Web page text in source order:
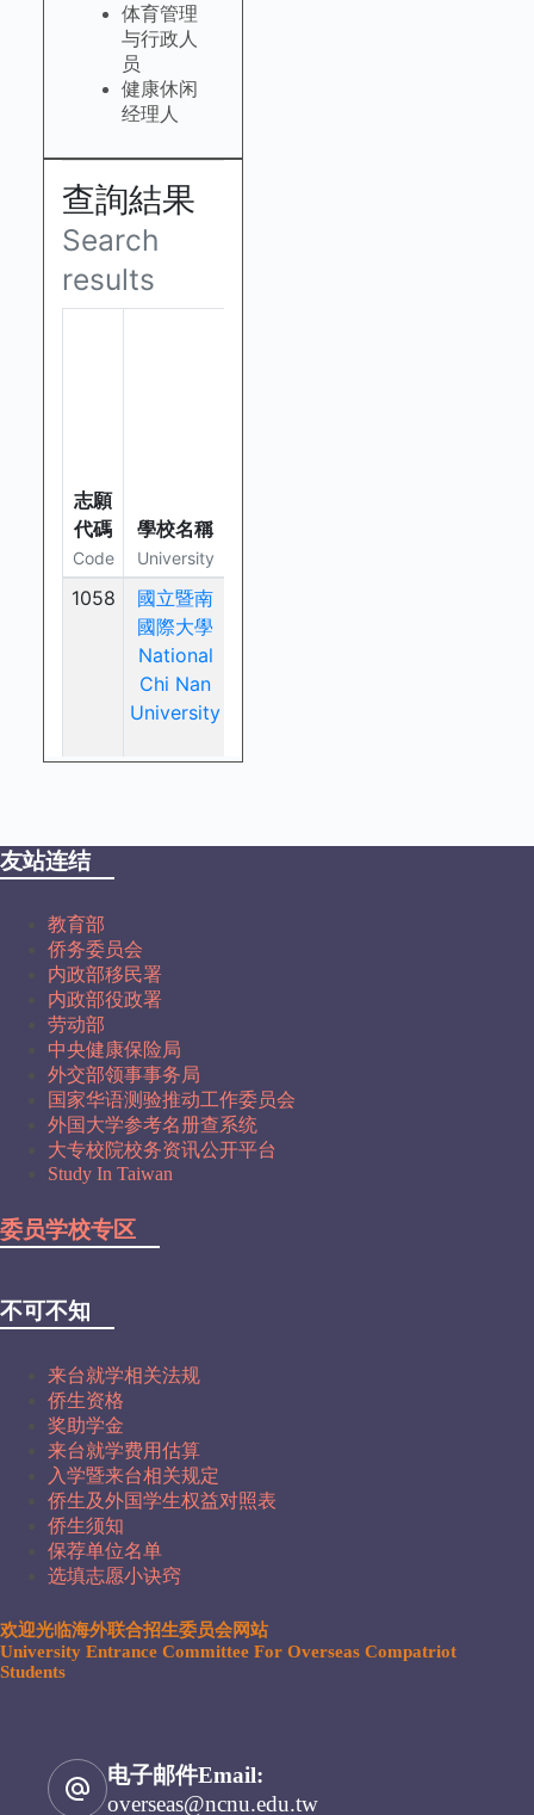
体育管理
与行政人
员
健康休闲
经理人
友站连结
教育部
侨务委员会
内政部移民署
内政部役政署
劳动部
中央健康保险局
外交部领事事务局
国家华语测验推动工作委员会
外国大学参考名册查系统
大专校院校务资讯公开平台
Study In Taiwan
委员学校专区
不可不知
来台就学相关法规
侨生资格
奖助学金
来台就学费用估算
入学暨来台相关规定
侨生及外国学生权益对照表
侨生须知
保荐单位名单
选填志愿小诀窍
欢迎光临海外联合招生委员会网站
University Entrance Committee For Overseas Compatriot
Students
电子邮件Email:
overseas@ncnu.edu.tw